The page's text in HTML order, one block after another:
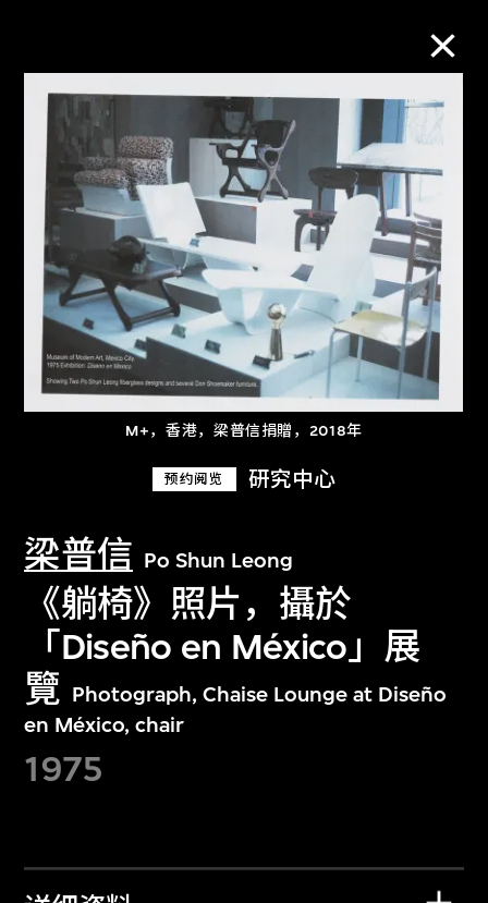
M+，香港，梁普信捐贈，2018年
预约阅览 研究中心
梁普信 Po Shun Leong
《躺椅》照片，攝於
「Diseño en México」展
覽 Photograph, Chaise Lounge at Diseño
en México, chair
1975
M+藏品
进一步筛选 搜索
关于M+藏品
探索世界顶级的二十及二十一世纪视觉
文化藏品。